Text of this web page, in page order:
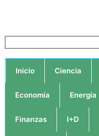
Inicio Ciencia
Economía Energía
Finanzas I+D